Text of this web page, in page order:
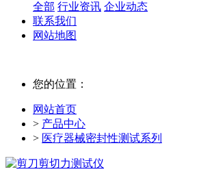
全部 行业资讯 企业动态
联系我们
网站地图
您的位置：
网站首页
> 产品中心
> 医疗器械密封性测试系列